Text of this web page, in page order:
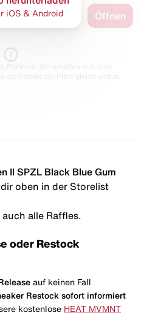
Öffnen
iOS & Android
II SPZL Black Blue Gum
oben in der Storelist
alle Raffles.
oder Restock
auf keinen Fall
Restock sofort informiert
kostenlose HEAT MVMNT